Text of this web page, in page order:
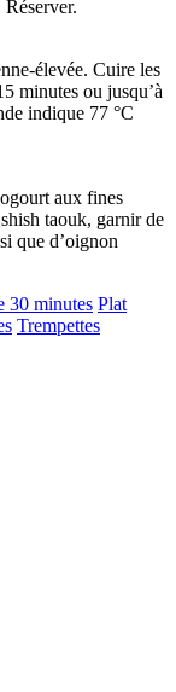
élevée. Cuire les
minutes ou jusqu’à
indique 77 °C
aux fines
taouk, garnir de
que d’oignon
30 minutes Plat
Trempettes